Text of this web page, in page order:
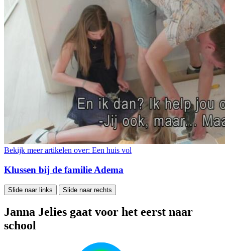
Bekijk meer artikelen over: Een huis vol
Klussen bij de familie Adema
Slide naar links Slide naar rechts
Janna Jelies gaat voor het eerst naar
school